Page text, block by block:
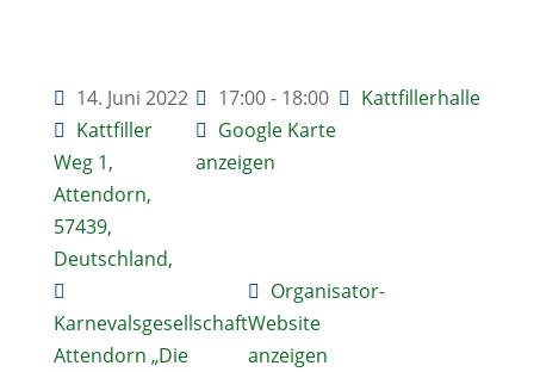
14. Juni 2022 17:00 - 18:00
Kattfillerhalle
Kattfiller
Weg 1,
Attendorn,
57439,
Deutschland,
Google Karte
anzeigen
Karnevalsgesellschaft
Attendorn „Die
Organisator-
Website
anzeigen